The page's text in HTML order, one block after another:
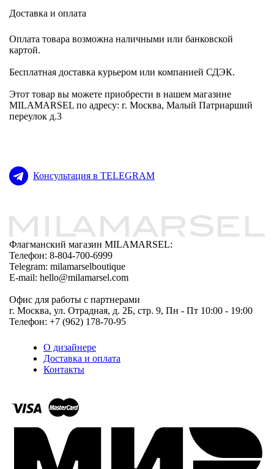
Доставка и оплата
Оплата товара возможна наличными или банковской
картой.
Бесплатная доставка курьером или компанией СДЭК.
Этот товар вы можете приобрести в нашем магазине
MILAMARSEL по адресу: г. Москва, Малый Патриарший
переулок д.3
Консультация в TELEGRAM
Флагманский магазин MILAMARSEL:
Телефон: 8-804-700-6999
Telegram: milamarselboutique
E-mail: hello@milamarsel.com
Офис для работы с партнерами
г. Москва, ул. Отрадная, д. 2Б, стр. 9, Пн - Пт 10:00 - 19:00
Телефон: +7 (962) 178-70-95
О дизайнере
Доставка и оплата
Контакты